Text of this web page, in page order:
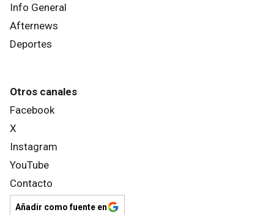
Info General
Afternews
Deportes
Otros canales
Facebook
X
Instagram
YouTube
Contacto
Añadir como fuente en